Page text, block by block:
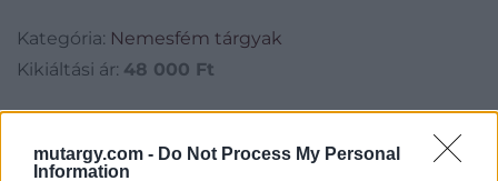
mutargy.com - Do Not Process My Personal
Information
Kategória: Nemesfém tárgyak
Kikiáltási ár: 48 000 Ft
Aukció neve:2. ONLINE AUKCIÓ